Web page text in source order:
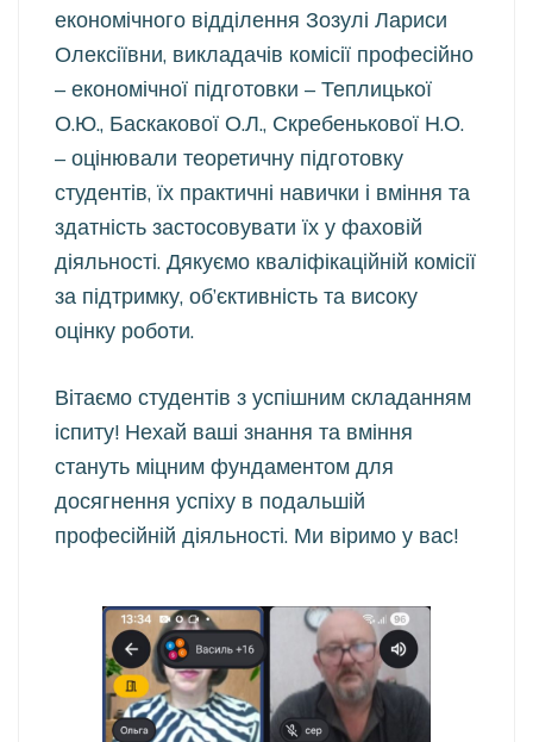
економічного відділення Зозулі Лариси
Олексіївни, викладачів комісії професійно
– економічної підготовки – Теплицької
О.Ю., Баскакової О.Л., Скребенькової Н.О.
– оцінювали теоретичну підготовку
студентів, їх практичні навички і вміння та
здатність застосовувати їх у фаховій
діяльності. Дякуємо кваліфікаційній комісії
за підтримку, об’єктивність та високу
оцінку роботи.
Вітаємо студентів з успішним складанням
іспиту! Нехай ваші знання та вміння
стануть міцним фундаментом для
досягнення успіху в подальшій
професійній діяльності. Ми віримо у вас!